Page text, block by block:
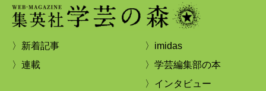
〉新着記事
〉連載
〉imidas
〉学芸編集部の本
〉インタビュー